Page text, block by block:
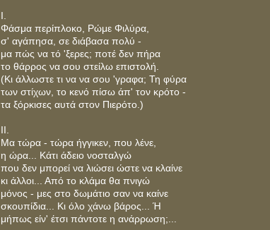
Ι.
Φάσμα περίπλοκο, Ρώμε Φιλύρα,
σ' αγάπησα, σε διάβασα πολύ -
μα πώς να τό 'ξερες; ποτέ δεν πήρα
το θάρρος να σου στείλω επιστολή.
(Κι άλλωστε τι να να σου 'γραφα; Τη φύρα
των στίχων, το κενό πίσω άπ' τον κρότο -
τα ξόρκισες αυτά στον Πιερότο.)
ΙΙ.
Μα τώρα - τώρα ήγγικεν, που λένε,
η ώρα... Κάτι άδειο νοσταλγώ
που δεν μπορεί να λιώσει ώστε να κλαίνε
κι άλλοι... Από το κλάμα θα πνιγώ
μόνος - μες στο δωμάτιο σαν να καίνε
σκουπίδια... Κι όλο χάνω βάρος... Ή
μήπως είν' έτσι πάντοτε η ανάρρωση;...